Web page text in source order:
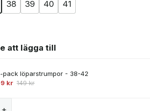
38 39 40 41
att lägga till
pack löparstrumpor - 38-42
kr 149kr